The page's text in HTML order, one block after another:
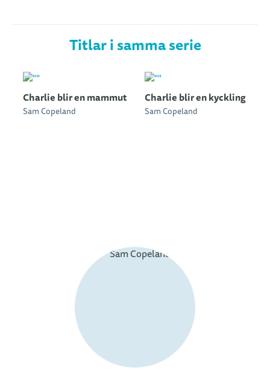
Titlar i samma serie
Charlie blir en mammut
Sam Copeland
Charlie blir en kyckling
Sam Copeland